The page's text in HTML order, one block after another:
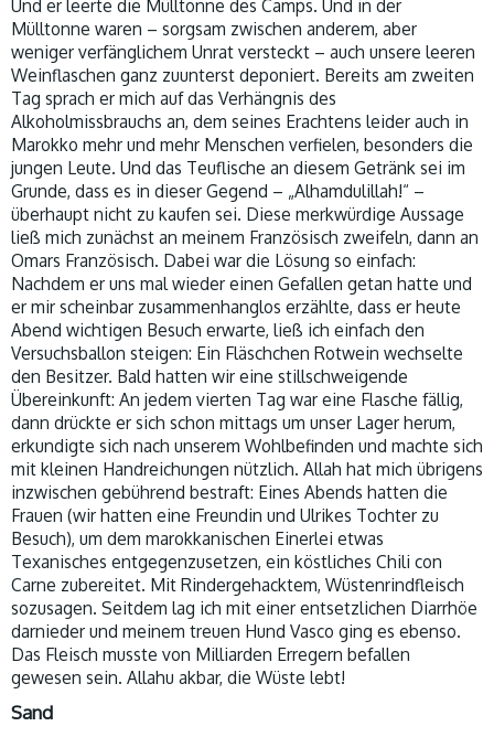
Und er leerte die Mülltonne des Camps. Und in der
Mülltonne waren – sorgsam zwischen anderem, aber
weniger verfänglichem Unrat versteckt – auch unsere leeren
Weinflaschen ganz zuunterst deponiert. Bereits am zweiten
Tag sprach er mich auf das Verhängnis des
Alkoholmissbrauchs an, dem seines Erachtens leider auch in
Marokko mehr und mehr Menschen verfielen, besonders die
jungen Leute. Und das Teuflische an diesem Getränk sei im
Grunde, dass es in dieser Gegend – „Alhamdulillah!“ –
überhaupt nicht zu kaufen sei. Diese merkwürdige Aussage
ließ mich zunächst an meinem Französisch zweifeln, dann an
Omars Französisch. Dabei war die Lösung so einfach:
Nachdem er uns mal wieder einen Gefallen getan hatte und
er mir scheinbar zusammenhanglos erzählte, dass er heute
Abend wichtigen Besuch erwarte, ließ ich einfach den
Versuchsballon steigen: Ein Fläschchen Rotwein wechselte
den Besitzer. Bald hatten wir eine stillschweigende
Übereinkunft: An jedem vierten Tag war eine Flasche fällig,
dann drückte er sich schon mittags um unser Lager herum,
erkundigte sich nach unserem Wohlbefinden und machte sich
mit kleinen Handreichungen nützlich. Allah hat mich übrigens
inzwischen gebührend bestraft: Eines Abends hatten die
Frauen (wir hatten eine Freundin und Ulrikes Tochter zu
Besuch), um dem marokkanischen Einerlei etwas
Texanisches entgegenzusetzen, ein köstliches Chili con
Carne zubereitet. Mit Rindergehacktem, Wüstenrindfleisch
sozusagen. Seitdem lag ich mit einer entsetzlichen Diarrhöe
darnieder und meinem treuen Hund Vasco ging es ebenso.
Das Fleisch musste von Milliarden Erregern befallen
gewesen sein. Allahu akbar, die Wüste lebt!
Sand